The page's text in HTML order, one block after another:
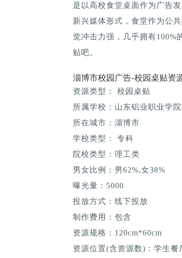
是以高校食堂桌面作为广告
新兴媒体形式，食堂作为公
觉冲击力强，几乎拥有100%
贴吧。
淄博市校园广告-校园桌贴资
资源类型： 校园桌贴
所属学校：山东铝业职业学
所在城市：淄博市
学校类型： 专科
院校类型：理工类
男女比例：男62%,女38%
曝光量：5000
投放方式：线下投放
制作费用：包含
资源规格：120cm*60cm
资源位置(含资源数)：学生餐